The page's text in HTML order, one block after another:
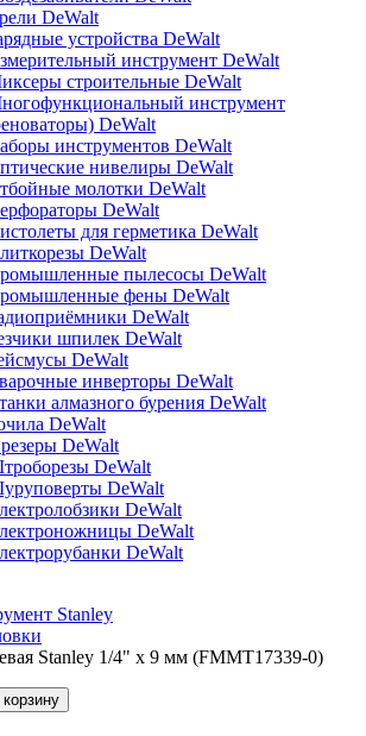
DeWalt
устройства DeWalt
инструмент DeWalt
строительные DeWalt
инструмент
DeWalt
инструментов DeWalt
нивелиры DeWalt
молотки DeWalt
DeWalt
для герметика DeWalt
DeWalt
пылесосы DeWalt
фены DeWalt
DeWalt
шпилек DeWalt
DeWalt
инверторы DeWalt
алмазного бурения DeWalt
DeWalt
DeWalt
DeWalt
DeWalt
DeWalt
DeWalt
DeWalt
Stanley
Stanley 1/4" х 9 мм (FMMT17339-0)